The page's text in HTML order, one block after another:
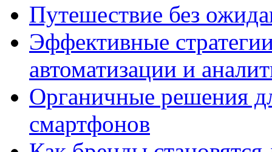
Путешествие без
Эффективные
автоматизации и
Органичные решения
смартфонов